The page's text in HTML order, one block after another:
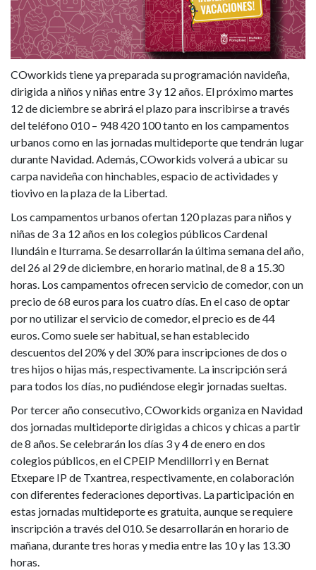
multideporte
que
COworkids
organiza
durante
la
próxima
Navidad
COworkids tiene ya preparada su programación navideña,
dirigida a niños y niñas entre 3 y 12 años. El próximo martes
12 de diciembre se abrirá el plazo para inscribirse a través
del teléfono 010 – 948 420 100 tanto en los campamentos
urbanos como en las jornadas multideporte que tendrán lugar
durante Navidad. Además, COworkids volverá a ubicar su
carpa navideña con hinchables, espacio de actividades y
tiovivo en la plaza de la Libertad.
Los campamentos urbanos ofertan 120 plazas para niños y
niñas de 3 a 12 años en los colegios públicos Cardenal
Ilundáin e Iturrama. Se desarrollarán la última semana del año,
del 26 al 29 de diciembre, en horario matinal, de 8 a 15.30
horas. Los campamentos ofrecen servicio de comedor, con un
precio de 68 euros para los cuatro días. En el caso de optar
por no utilizar el servicio de comedor, el precio es de 44
euros. Como suele ser habitual, se han establecido
descuentos del 20% y del 30% para inscripciones de dos o
tres hijos o hijas más, respectivamente. La inscripción será
para todos los días, no pudiéndose elegir jornadas sueltas.
Por tercer año consecutivo, COworkids organiza en Navidad
dos jornadas multideporte dirigidas a chicos y chicas a partir
de 8 años. Se celebrarán los días 3 y 4 de enero en dos
colegios públicos, en el CPEIP Mendillorri y en Bernat
Etxepare IP de Txantrea, respectivamente, en colaboración
con diferentes federaciones deportivas. La participación en
estas jornadas multideporte es gratuita, aunque se requiere
inscripción a través del 010. Se desarrollarán en horario de
mañana, durante tres horas y media entre las 10 y las 13.30
horas.